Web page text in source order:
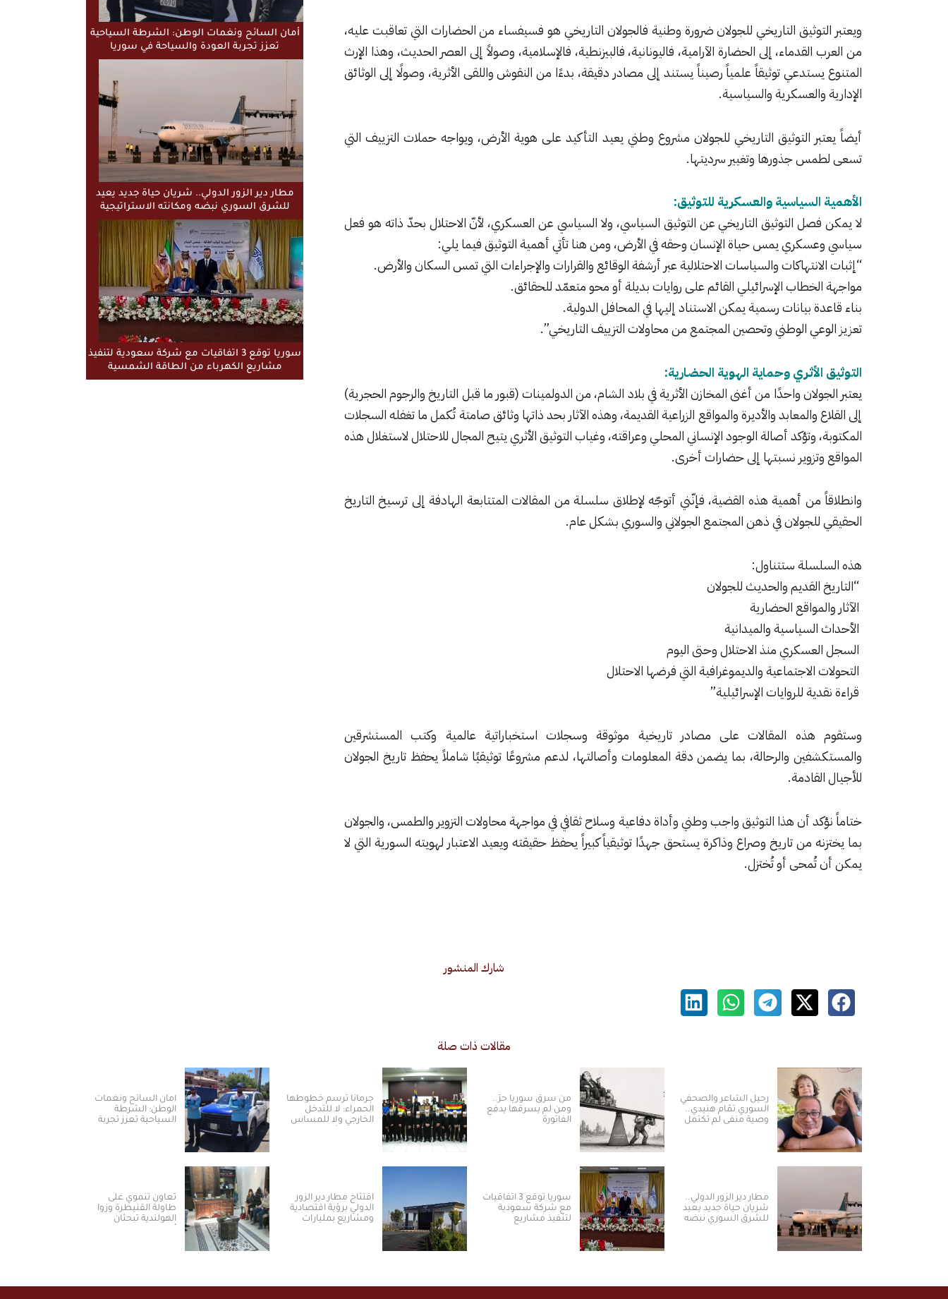
ويعتبر التوثيق التاريخي للجولان ضرورة وطنية فالجولان التاريخي هو فسيفساء من الحضارات التي تعاقبت عليه،
من العرب القدماء، إلى الحضارة الآرامية، فاليونانية، فالبيزنطية، فالإسلامية، وصولاً إلى العصر الحديث، وهذا الإرث
المتنوع يستدعي توثيقاً علمياً رصيناً يستند إلى مصادر دقيقة، بدءًا من النقوش واللقى الأثرية، وصولًا إلى الوثائق
الإدارية والعسكرية والسياسية.
أيضاً يعتبر التوثيق التاريخي للجولان مشروع وطني يعيد التأكيد على هوية الأرض، ويواجه حملات التزييف التي
تسعى لطمس جذورها وتغيير سرديتها.
الأهمية السياسية والعسكرية للتوثيق:
لا يمكن فصل التوثيق التاريخي عن التوثيق السياسي، ولا السياسي عن العسكري، لأنّ الاحتلال بحدّ ذاته هو فعل
سياسي وعسكري يمس حياة الإنسان وحقه في الأرض، ومن هنا تأتي أهمية التوثيق فيما يلي:
“إثبات الانتهاكات والسياسات الاحتلالية عبر أرشفة الوقائع والقرارات والإجراءات التي تمس السكان والأرض.
مواجهة الخطاب الإسرائيلي القائم على روايات بديلة أو محو متعمّد للحقائق.
بناء قاعدة بيانات رسمية يمكن الاستناد إليها في المحافل الدولية.
تعزيز الوعي الوطني وتحصين المجتمع من محاولات التزييف التاريخي”.
التوثيق الأثري وحماية الهوية الحضارية:
يعتبر الجولان واحدًا من أغنى المخازن الأثرية في بلاد الشام، من الدولمينات (قبور ما قبل التاريخ والرجوم الحجرية)
إلى القلاع والمعابد والأديرة والمواقع الزراعية القديمة، وهذه الآثار بحد ذاتها وثائق صامتة تُكمل ما تغفله السجلات
المكتوبة، وتؤكد أصالة الوجود الإنساني المحلي وعراقته، وغياب التوثيق الأثري يتيح المجال للاحتلال لاستغلال هذه
المواقع وتزوير نسبتها إلى حضارات أخرى.
وانطلاقاً من أهمية هذه القضية، فإنّني أتوجّه لإطلاق سلسلة من المقالات المتتابعة الهادفة إلى ترسيخ التاريخ
الحقيقي للجولان في ذهن المجتمع الجولاني والسوري بشكل عام.
هذه السلسلة ستتناول:
“التاريخ القديم والحديث للجولان
الآثار والمواقع الحضارية
الأحداث السياسية والميدانية
السجل العسكري منذ الاحتلال وحتى اليوم
التحولات الاجتماعية والديموغرافية التي فرضها الاحتلال
قراءة نقدية للروايات الإسرائيلية”
وستقوم هذه المقالات على مصادر تاريخية موثوقة وسجلات استخباراتية عالمية وكتب المستشرقين
والمستكشفين والرحالة، بما يضمن دقة المعلومات وأصالتها، لدعم مشروعًا توثيقيًا شاملاً يحفظ تاريخ الجولان
للأجيال القادمة.
ختاماً نؤكد أن هذا التوثيق واجب وطني وأداة دفاعية وسلاح ثقافي في مواجهة محاولات التزوير والطمس، والجولان
بما يختزنه من تاريخ وصراع وذاكرة يستحق جهدًا توثيقياً كبيراً يحفظ حقيقته ويعيد الاعتبار لهويته السورية التي لا
يمكن أن تُمحى أو تُختزل.
أمان السائح ونغمات الوطن: الشرطة السياحية
تعزز تجربة العودة والسياحة في سوريا
مطار دير الزور الدولي.. شريان حياة جديد يعيد
للشرق السوري نبضه ومكانته الاستراتيجية
سوريا توقع 3 اتفاقيات مع شركة سعودية لتنفيذ
مشاريع الكهرباء من الطاقة الشمسية
شارك المنشور
مقالات ذات صلة
رحيل الشاعر والصحفي
السوري تمّام هنيدي..
وصية منفى لم تكتمل
من سرق سوريا حرّ..
ومن لم يسرقها يدفع
الفاتورة
جرمانا ترسم خطوطها
الحمراء: لا للتدخل
الخارجي ولا للمساس
أمان السائح ونغمات
الوطن: الشرطة
السياحية تعزز تجربة
مطار دير الزور الدولي..
شريان حياة جديد يعيد
للشرق السوري نبضه
سوريا توقع 3 اتفاقيات
مع شركة سعودية
لتنفيذ مشاريع
افتتاح مطار دير الزور
الدولي برؤية اقتصادية
ومشاريع بمليارات
تعاون تنموي على
طاولة القنيطرة وزوا
الهولندية تبحثان